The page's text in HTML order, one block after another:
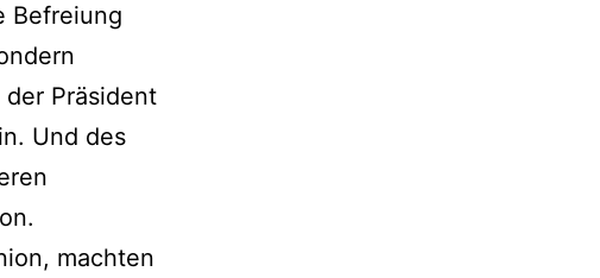
Befreiung
Präsident
Und des
machten